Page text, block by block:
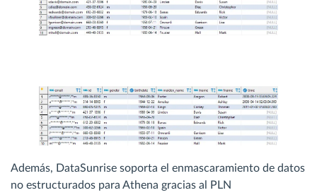
Además, DataSunrise soporta el enmascaramiento de datos
no estructurados para Athena gracias al PLN